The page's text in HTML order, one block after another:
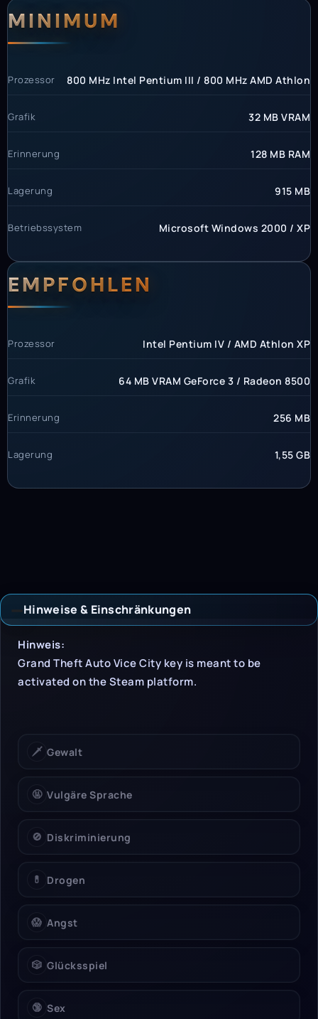
MINIMUM
Prozessor 800 MHz Intel Pentium III / 800 MHz AMD Athlon
Grafik 32 MB VRAM
Erinnerung 128 MB RAM
Lagerung 915 MB
Betriebssystem Microsoft Windows 2000 / XP
EMPFOHLEN
Prozessor Intel Pentium IV / AMD Athlon XP
Grafik 64 MB VRAM GeForce 3 / Radeon 8500
Erinnerung 256 MB
Lagerung 1,55 GB
Hinweise & Einschränkungen
Hinweise &
Hinweis:
Grand Theft Auto Vice City key is meant to be
activated on the Steam platform.
🗡️ Gewalt
🤬 Vulgäre Sprache
🚫 Diskriminierung
💊 Drogen
😱 Angst
🎲 Glücksspiel
🔞 Sex